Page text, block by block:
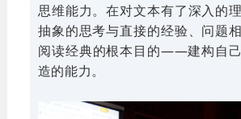
思维能力。在对文本有了深入的
抽象的思考与直接的经验、问题
阅读经典的根本目的——建构自
造的能力。